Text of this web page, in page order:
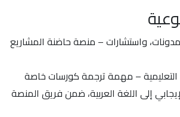
مدونات، واستشارات – منصة حاضنة المشاريع
– مهمة ترجمة كورسات خاصة
إلى اللغة العربية، ضمن فريق المنصة